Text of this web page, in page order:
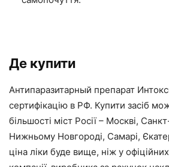
Де купити
Антипаразитарный препарат
сертифікацію в РФ. Купити засіб
більшості міст Росії – Москві,
Нижньому Новгороді, Самарі,
ціна ліки буде вище, ніж у